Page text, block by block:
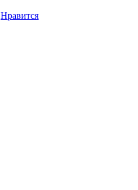
Нравится